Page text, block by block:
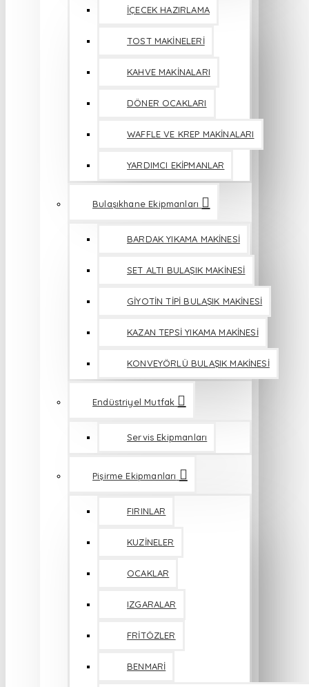
İÇECEK HAZIRLAMA
TOST MAKİNELERİ
KAHVE MAKİNALARI
DÖNER OCAKLARI
WAFFLE VE KREP MAKİNALARI
YARDIMCI EKİPMANLAR
Bulaşıkhane Ekipmanları
BARDAK YIKAMA MAKİNESİ
SET ALTI BULAŞIK MAKİNESİ
GİYOTİN TİPİ BULAŞIK MAKİNESİ
KAZAN TEPSİ YIKAMA MAKİNESİ
KONVEYÖRLÜ BULAŞIK MAKİNESİ
Endüstriyel Mutfak
Servis Ekipmanları
Pişirme Ekipmanları
FIRINLAR
KUZİNELER
OCAKLAR
IZGARALAR
FRİTÖZLER
BENMARİ